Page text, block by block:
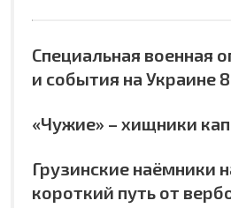
Специальная военная
и события на Украине
«Чужие» – хищники
Грузинские наёмники
короткий путь от